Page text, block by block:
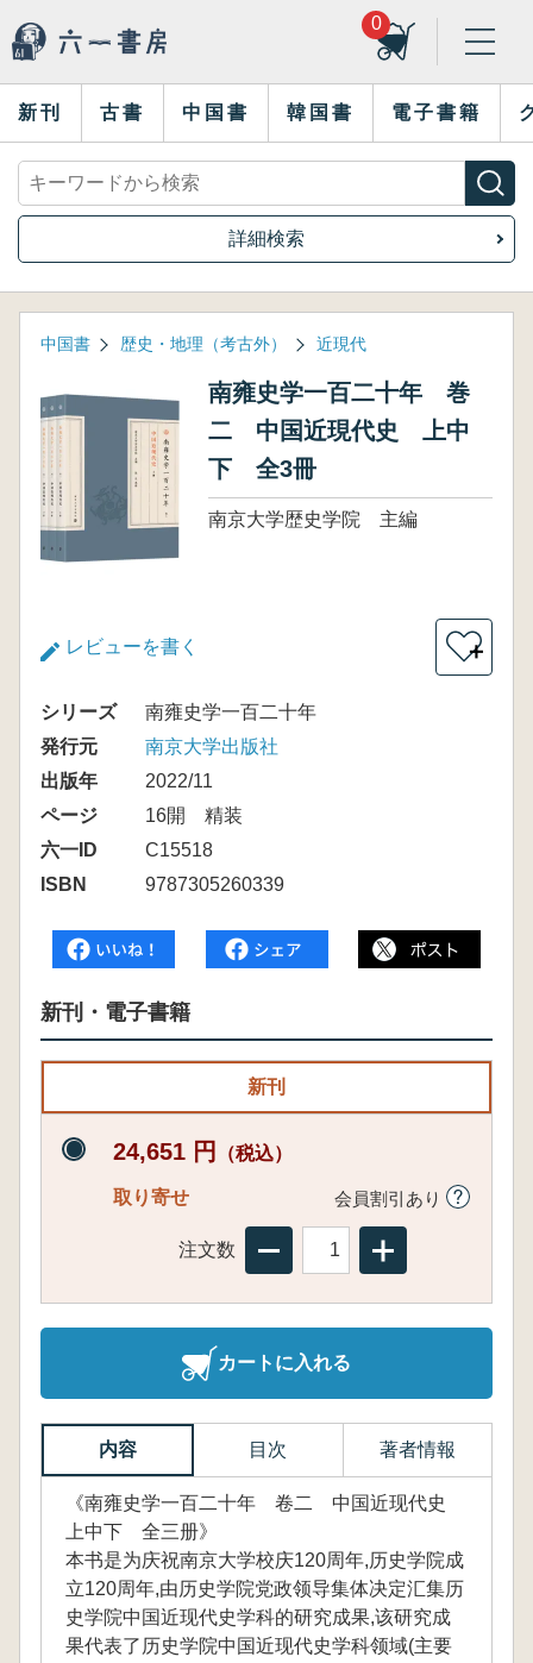
0
新刊 古書 中国書 韓国書 電子書籍
詳細検索
中国書 歴史・地理（考古外） 近現代
南雍史学一百二十年 巻
二 中国近現代史 上中
下 全3冊
南京大学歴史学院 主編
レビューを書く ＋
シリーズ
南雍史学一百二十年
発行元
南京大学出版社
出版年
2022/11
ページ
16開 精装
六一ID
C15518
ISBN
9787305260339
新刊・電子書籍
新刊
24,651 円 （税込）
取り寄せ 会員割引あり
注文数
カートに入れる
内容 目次 著者情報
《南雍史学一百二十年 卷二 中国近现代史
上中下 全三册》
本书是为庆祝南京大学校庆120周年,历史学院成
立120周年,由历史学院党政领导集体决定汇集历
史学院中国近现代史学科的研究成果,该研究成
果代表了历史学院中国近现代史学科领域(主要